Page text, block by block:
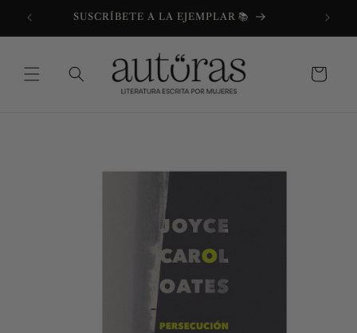
directamenteSUSCRÍBETE A LA EJEMPLAR 📚
Carrito